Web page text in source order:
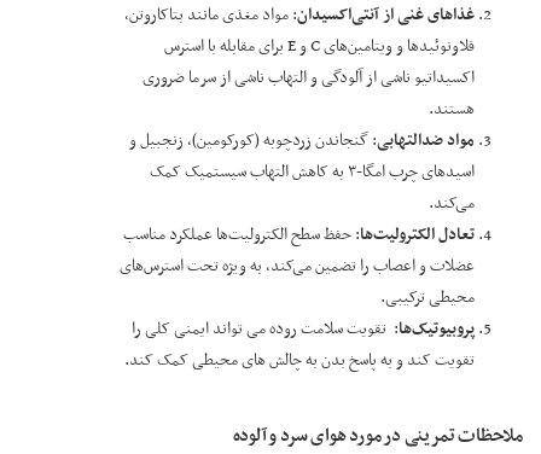
غذاهای غنی از آنتی‌اکسیدان: مواد مغذی مانند بتاکاروتن،
فلاونوئیدها و ویتامین‌های C و E برای مقابله با استرس
اکسیداتیو ناشی از آلودگی و التهاب ناشی از سرما ضروری
هستند.
مواد ضدالتهابی: گنجاندن زردچوبه (کورکومین)، زنجبیل و
اسیدهای چرب امگا-۳ به کاهش التهاب سیستمیک کمک
می‌کند.
تعادل الکترولیت‌ها: حفظ سطح الکترولیت‌ها عملکرد مناسب
عضلات و اعصاب را تضمین می‌کند، به ویژه تحت استرس‌های
محیطی ترکیبی.
پروبیوتیک‌ها: تقویت سلامت روده می تواند ایمنی کلی را
تقویت کند و به پاسخ بدن به چالش های محیطی کمک کند.
ملاحظات تمرینی در مورد هوای سرد و آلوده